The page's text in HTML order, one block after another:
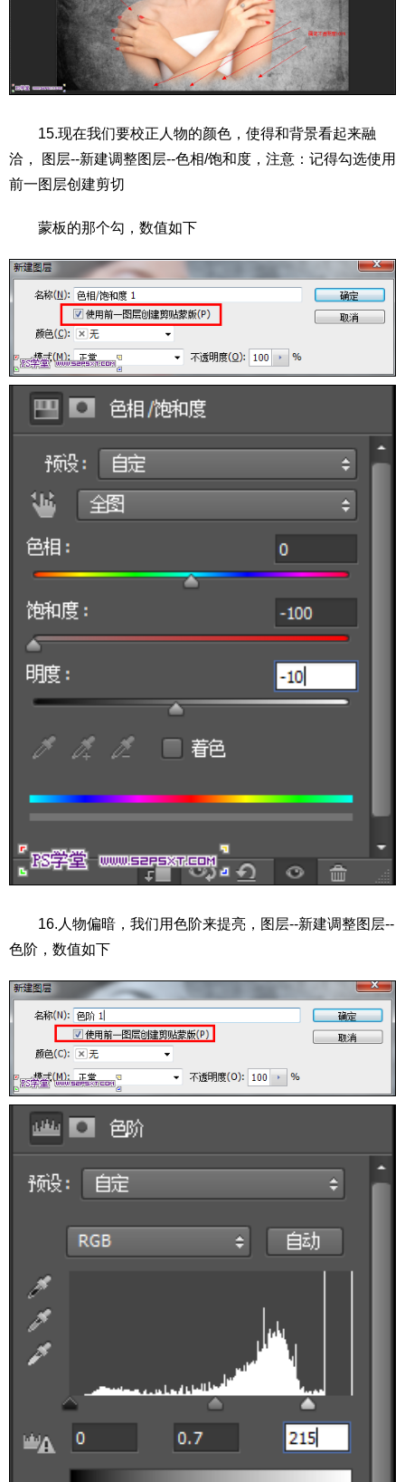
15.现在我们要校正人物的颜色，使得和背景看起来融
洽， 图层--新建调整图层--色相/饱和度，注意：记得勾选使用
前一图层创建剪切
蒙板的那个勾，数值如下
16.人物偏暗，我们用色阶来提亮，图层--新建调整图层--
色阶，数值如下